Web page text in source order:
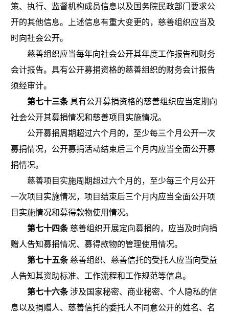
策、执行、监督机构成员信息以及国务院民政部门要求公
开的其他信息。上述信息有重大变更的，慈善组织应当及
时向社会公开。
慈善组织应当每年向社会公开其年度工作报告和财务
会计报告。具有公开募捐资格的慈善组织的财务会计报告
须经审计。
第七十三条具有公开募捐资格的慈善组织应当定期向
社会公开其募捐情况和慈善项目实施情况。
公开募捐周期超过六个月的，至少每三个月公开一次
募捐情况，公开募捐活动结束后三个月内应当全面公开募
捐情况。
慈善项目实施周期超过六个月的，至少每三个月公开
一次项目实施情况，项目结束后三个月内应当全面公开项
目实施情况和募得款物使用情况。
第七十四条 慈善组织开展定向募捐的，应当及时向捐
赠人告知募捐情况、募得款物的管理使用情况。
第七十五条 慈善组织、慈善信托的受托人应当向受益
人告知其资助标准、工作流程和工作规范等信息。
第七十六条涉及国家秘密、商业秘密、个人隐私的信
息以及捐赠人、慈善信托的委托人不同意公开的姓名、名